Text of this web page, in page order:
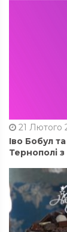
21 Лютого
Іво Бобул
Тернополі